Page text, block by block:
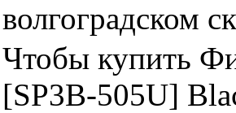
волгоградском
Чтобы купить
[SP3B-505U]